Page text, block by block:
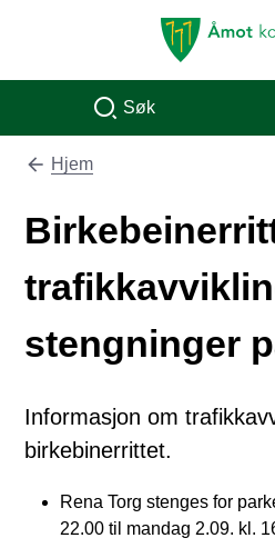
Åmot
Søk
Du er her:
Hjem
stengninger
Informasjon om
birkebinerrittet.
Rena Torg stenges for
22.00 til mandag 2.09. kl.